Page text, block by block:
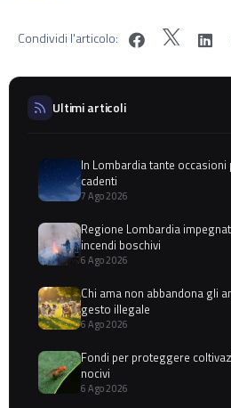
Condividi l'articolo:
Ultimi articoli
In Lombardia tante
cadenti
7 Ago 2026
Regione Lombardia
incendi boschivi
6 Ago 2026
Chi ama non abbandona gli
gesto illegale
6 Ago 2026
Fondi per proteggere
nocivi
6 Ago 2026